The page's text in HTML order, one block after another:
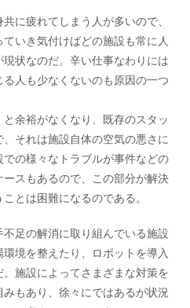
に疲れてしまう人が多いので、
いき気付けばどの施設も常に人
状なのだ。辛い仕事なわりには
人も少なくないのも原因の一つ
余裕がなくなり、既存のスタッ
それは施設自体の空気の悪さに
の様々なトラブルが事件などの
スもあるので、この部分が解決
とは困難になるのである。
足の解消に取り組んでいる施設
境を整えたり、ロボットを導入
施設によってさまざまな対策を
もあり、徐々にではあるが状況